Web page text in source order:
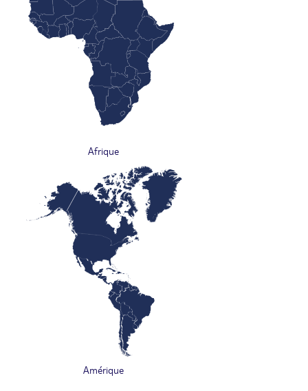
Afrique
Amérique